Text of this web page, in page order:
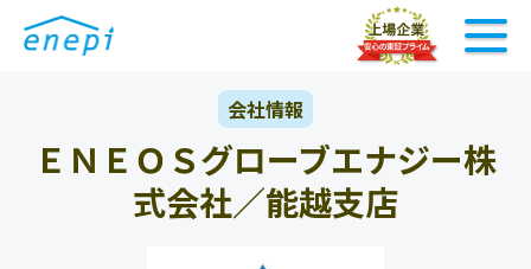
会社情報
ＥＮＥＯＳグローブエナジー株
式会社／能越支店